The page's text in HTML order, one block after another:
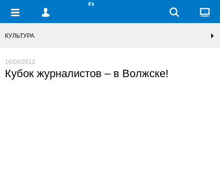
КУЛЬТУРА
16/06/2012
Кубок журналистов – в Волжске!